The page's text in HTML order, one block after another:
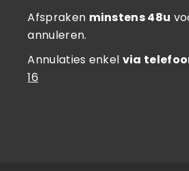
Afspraken minstens 48u
annuleren.
Annulaties enkel via
16